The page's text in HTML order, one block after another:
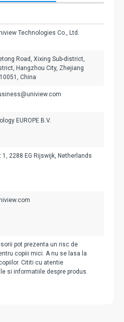
Technologies Co., Ltd.
Road, Xixing Sub-district,
Hangzhou City, Zhejiang
China
EUROPE B.V.
1, 2288 EG Rijswijk, Netherlands
pot prezenta un risc de
copiii mici. A nu se lasa la
Cititi cu atentie
si informatiile despre produs.